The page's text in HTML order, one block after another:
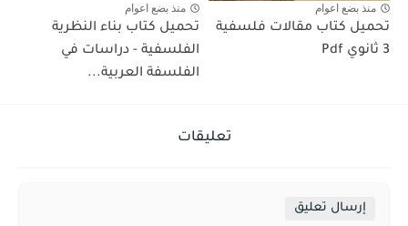
منذ بضع اعوام
تحميل كتاب مقالات فلسفية
3 ثانوي Pdf
منذ بضع اعوام
تحميل كتاب بناء النظرية
الفلسفية - دراسات في
الفلسفة العربية...
تعليقات
إرسال تعليق